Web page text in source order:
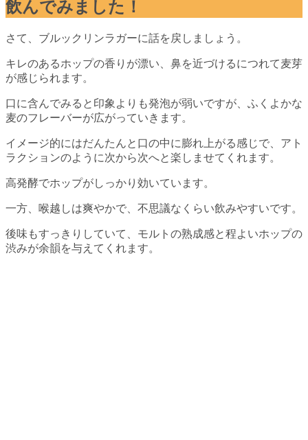
飲んでみました！
さて、ブルックリンラガーに話を戻しましょう。
キレのあるホップの香りが漂い、鼻を近づけるにつれて麦芽
が感じられます。
口に含んでみると印象よりも発泡が弱いですが、ふくよかな
麦のフレーバーが広がっていきます。
イメージ的にはだんたんと口の中に膨れ上がる感じで、アト
ラクションのように次から次へと楽しませてくれます。
高発酵でホップがしっかり効いています。
一方、喉越しは爽やかで、不思議なくらい飲みやすいです。
後味もすっきりしていて、モルトの熟成感と程よいホップの
渋みが余韻を与えてくれます。